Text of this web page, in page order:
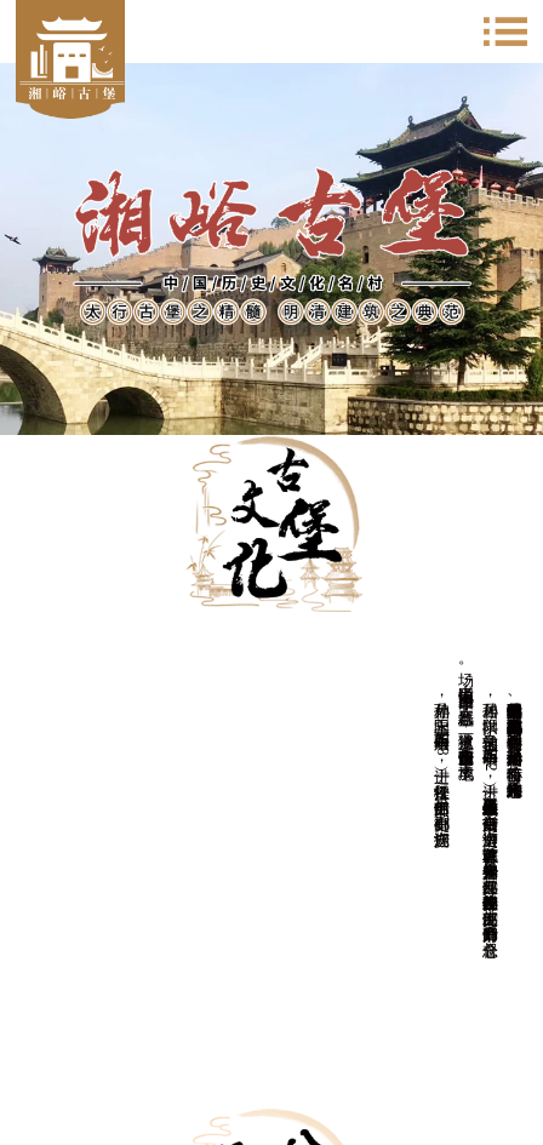
湘峪古堡是明代后期户部尚书孙居相、都察院右副都御史孙鼎相兄弟的故居。在《明史》中有孙居相传，孙鼎相附于孙居相传后，有一简略小传。光绪《沁水县志》二人均有传。
孙居相，
字拱阳，
又字伯辅，
明万历二十年（1
5
9
2
）进士，
任恩县（今山东平原县恩城镇）知县。
后任南京御史、
巡漕御史，
以直言敢谏著称。
天启初年升光禄少卿、
兵部左侍郎，
崇祯初年改任户部左侍郎、
吏部左侍郎，
后晋升户部尚书，
总督仓
场。因通信中说“
国事日非，
邪氛益恶”
，
被逮下狱，
谪戍潞州（今山西长治市），
卒于戍地。
孙鼎相，字玉阳，明万历二十六年（1598）进士，任松江推官。
后任吏部郎中、副都御史、湖广巡抚。